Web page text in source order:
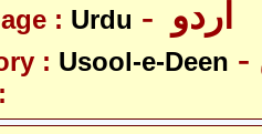
: Urdu
: Usool-e-Deen